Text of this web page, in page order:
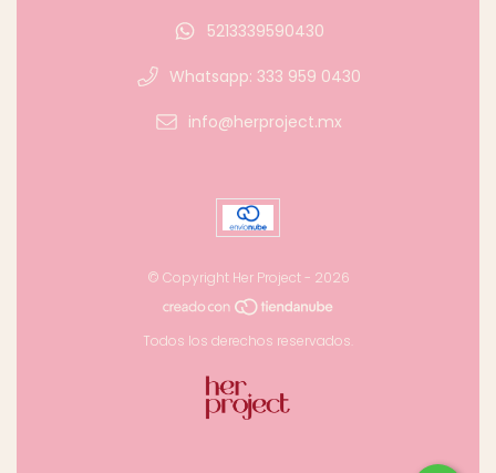
5213339590430
Whatsapp: 333 959 0430
info@herproject.mx
© Copyright Her Project - 2026
Todos los derechos reservados.